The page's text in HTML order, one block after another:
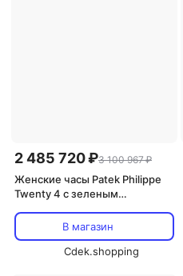
2 485 720 ₽3 100 967 ₽
Женские часы Patek Philippe
Twenty 4 с зеленым
бриллиантами, модель
7300/1200A-011
В магазин
Cdek.shopping